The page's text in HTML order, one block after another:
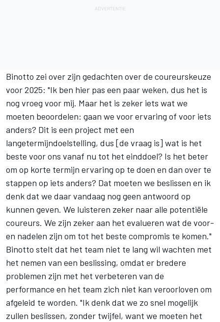
Binotto zei over zijn gedachten over de coureurskeuze
voor 2025: "Ik ben hier pas een paar weken, dus het is
nog vroeg voor mij. Maar het is zeker iets wat we
moeten beoordelen: gaan we voor ervaring of voor iets
anders? Dit is een project met een
langetermijndoelstelling, dus [de vraag is] wat is het
beste voor ons vanaf nu tot het einddoel? Is het beter
om op korte termijn ervaring op te doen en dan over te
stappen op iets anders? Dat moeten we beslissen en ik
denk dat we daar vandaag nog geen antwoord op
kunnen geven. We luisteren zeker naar alle potentiële
coureurs. We zijn zeker aan het evalueren wat de voor-
en nadelen zijn om tot het beste compromis te komen."
Binotto stelt dat het team niet te lang wil wachten met
het nemen van een beslissing, omdat er bredere
problemen zijn met het verbeteren van de
performance en het team zich niet kan veroorloven om
afgeleid te worden. "Ik denk dat we zo snel mogelijk
zullen beslissen, zonder twijfel, want we moeten het